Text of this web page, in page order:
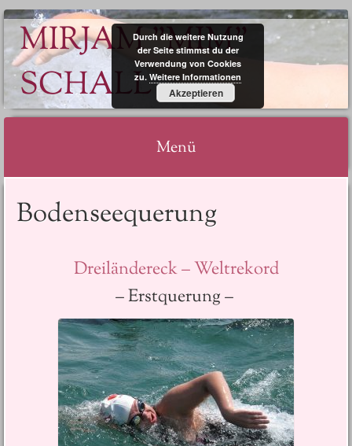
MIRJAM "MIM"
SCHALL
Menü
zum
Bodenseequerung
Dreiländereck – Weltrekord
– Erstquerung –
Durch die weitere Nutzung
der Seite stimmst du der
Verwendung von Cookies
zu. Weitere Informationen
Akzeptieren